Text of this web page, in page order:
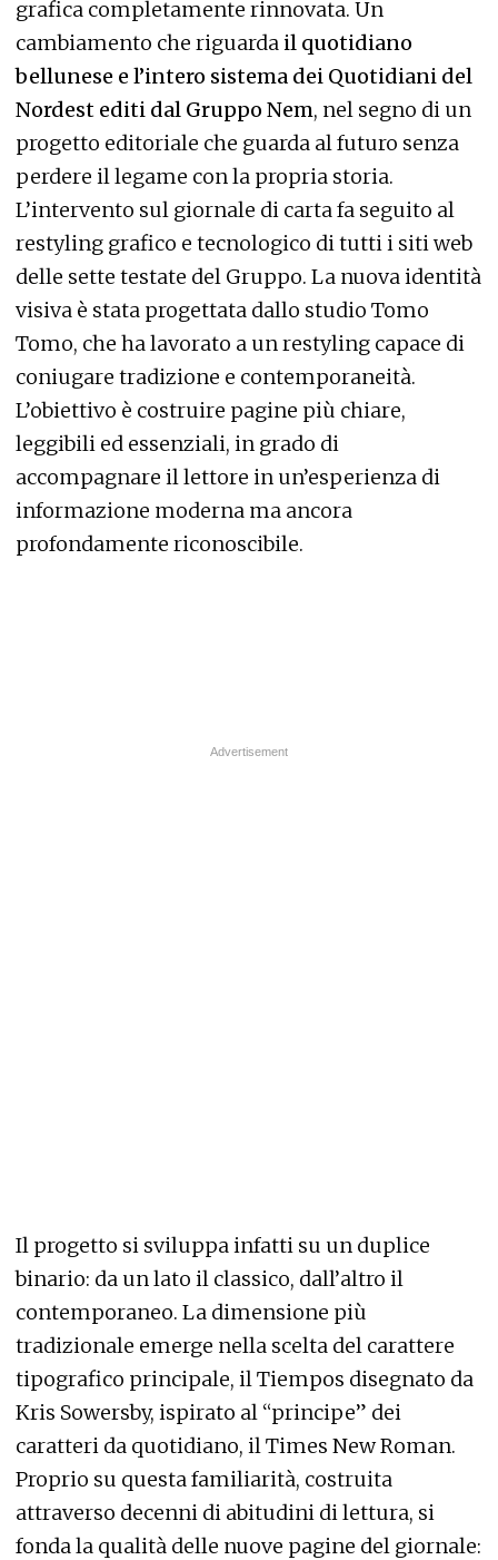
grafica completamente rinnovata. Un
cambiamento che riguarda il quotidiano
bellunese e l’intero sistema dei Quotidiani del
Nordest editi dal Gruppo Nem, nel segno di un
progetto editoriale che guarda al futuro senza
perdere il legame con la propria storia.
L’intervento sul giornale di carta fa seguito al
restyling grafico e tecnologico di tutti i siti web
delle sette testate del Gruppo. La nuova identità
visiva è stata progettata dallo studio Tomo
Tomo, che ha lavorato a un restyling capace di
coniugare tradizione e contemporaneità.
L’obiettivo è costruire pagine più chiare,
leggibili ed essenziali, in grado di
accompagnare il lettore in un’esperienza di
informazione moderna ma ancora
profondamente riconoscibile.
Il progetto si sviluppa infatti su un duplice
binario: da un lato il classico, dall’altro il
contemporaneo. La dimensione più
tradizionale emerge nella scelta del carattere
tipografico principale, il Tiempos disegnato da
Kris Sowersby, ispirato al “principe” dei
caratteri da quotidiano, il Times New Roman.
Proprio su questa familiarità, costruita
attraverso decenni di abitudini di lettura, si
fonda la qualità delle nuove pagine del giornale: